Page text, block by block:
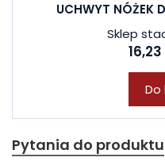
UCHWYT NÓŻEK
Sklep
16,23
Do
Pytania do produktu